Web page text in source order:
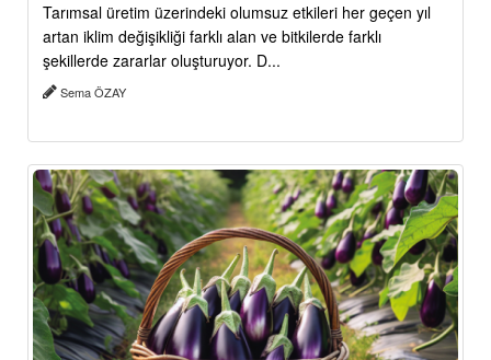
Tarımsal üretim üzerindeki olumsuz etkileri her geçen yıl
artan iklim değişikliği farklı alan ve bitkilerde farklı
şekillerde zararlar oluşturuyor. D...
Sema ÖZAY